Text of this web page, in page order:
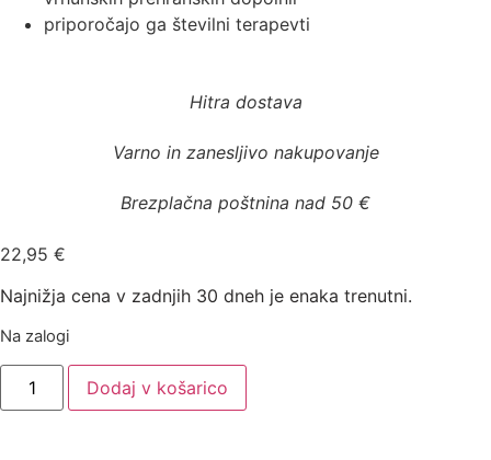
priporočajo ga številni terapevti
Hitra dostava
Varno in zanesljivo nakupovanje
Brezplačna poštnina nad 50 €
22,95 €
Najnižja cena v zadnjih 30 dneh je enaka trenutni.
Na zalogi
Dodaj v košarico